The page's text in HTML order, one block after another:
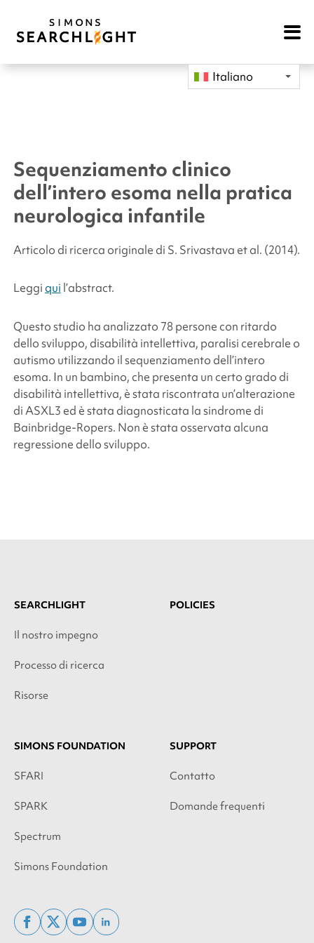
Open
Italiano
Sequenziamento clinico
dell’intero esoma nella pratica
neurologica infantile
Articolo di ricerca originale di S. Srivastavaet al. (2014).
Leggiqui l’abstract.
Questo studio ha analizzato 78 persone con ritardo
dello sviluppo, disabilità intellettiva, paralisi cerebrale o
autismo utilizzando il sequenziamento dell’intero
esoma. In un bambino, che presenta un certo grado di
disabilità intellettiva, è stata riscontrata un’alterazione
diASXL3ed è stata diagnosticata la sindrome di
Bainbridge-Ropers. Non è stata osservata alcuna
regressione dello sviluppo.
SEARCHLIGHT
Il nostro impegno
Processo di ricerca
Risorse
POLICIES
SIMONS FOUNDATION
SFARI
SPARK
Spectrum
Simons Foundation
SUPPORT
Contatto
Domande frequenti
facebook
x
youtubelinkedin